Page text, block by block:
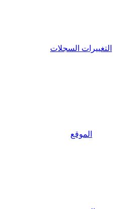
التغييرات السجلات
الموقع